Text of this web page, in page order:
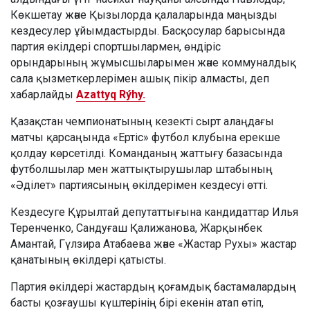
Көкшетау және Қызылорда қалаларында маңызды
кездесулер ұйымдастырды. Басқосулар барысында
партия өкілдері спортшылармен, өндіріс
орындарының жұмысшыларымен және коммуналдық
сала қызметкерлерімен ашық пікір алмасты, деп
хабарлайды Azattyq Rýhy.
Қазақстан чемпионатының кезекті сырт алаңдағы
матчы қарсаңында «Ертіс» футбол клубына ерекше
қолдау көрсетілді. Команданың жаттығу базасында
футболшылар мен жаттықтырушылар штабының
«Әділет» партиясының өкілдерімен кездесуі өтті.
Кездесуге Құрылтай депутаттығына кандидаттар Илья
Теренченко, Сандуғаш Қалижанова, Жарқынбек
Амантай, Гүлзира Атабаева және «Жастар Рухы» жастар
қанатының өкілдері қатысты.
Партия өкілдері жастардың қоғамдық бастамалардың
басты қозғаушы күштерінің бірі екенін атап өтіп,